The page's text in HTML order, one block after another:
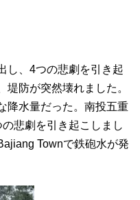
し、4つの悲劇を引き起
堤防が突然壊れました。
降水量だった。南投五重
悲劇を引き起こしまし
Townで鉄砲水が発